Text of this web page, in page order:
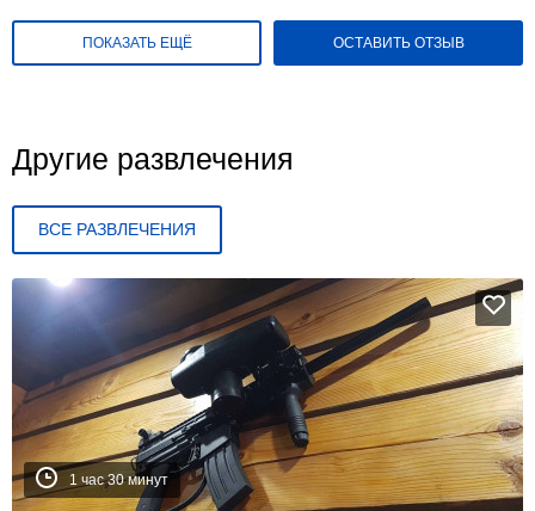
ПОКАЗАТЬ ЕЩЁ ОСТАВИТЬ ОТЗЫВ
Другие развлечения
ВСЕ РАЗВЛЕЧЕНИЯ
1 час 30 минут